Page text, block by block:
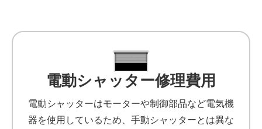
電動シャッター修理費用
電動シャッターはモーターや制御部品など電気機
器を使用しているため、手動シャッターとは異な